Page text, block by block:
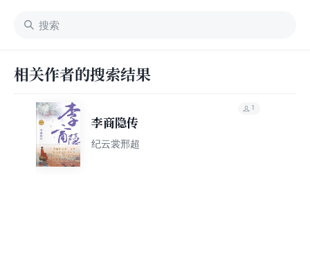
相关作者的搜索结果
李商隐传
纪云裳邢超
1